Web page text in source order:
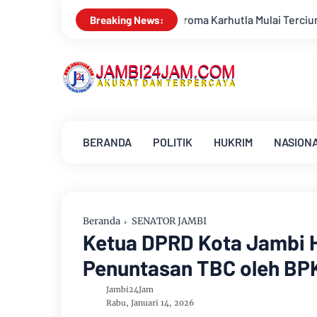
Breaking News:
di Kota Jambi, Warga Diminta Waspada Hadapi Puncak
BERANDA POLITIK HUKRIM
Beranda SENATOR JAMBI
Ketua DPRD Kota Jambi
Penuntasan TBC oleh
Jambi24Jam
Rabu, Januari 14, 2026